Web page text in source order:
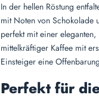
In der hellen Röstung
mit Noten von Schokolade
perfekt mit einer
mittelkräftiger Kaffee mit
Einsteiger eine
Perfekt für